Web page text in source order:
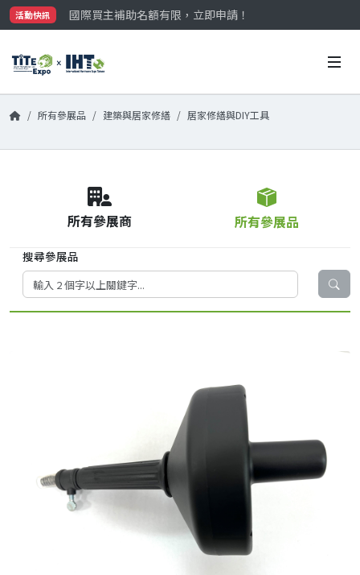
活動快訊
國際買主補助名額有限，立即申請！
參觀門票開放申請中‼️
國際買主補助名額有限，立即申請！
所有參展品 建築與居家修繕 居家修繕與DIY工具
所有參展商 所有參展品
搜尋參展品